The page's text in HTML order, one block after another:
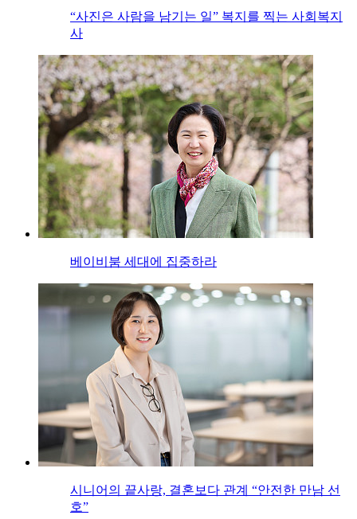
“사진은 사람을 남기는 일” 복지를 찍는 사회복지
사
베이비붐 세대에 집중하라
시니어의 끝사랑, 결혼보다 관계 “안전한 만남 선
호”